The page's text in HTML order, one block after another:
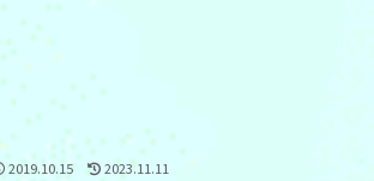
2019.10.15 2023.11.11